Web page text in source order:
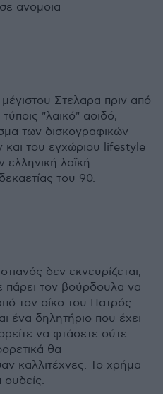
ανομοια
Στελαρα πριν από
"λαϊκό" αοιδό,
των δισκογραφικών
και του εγχώριου lifestyle
ελληνική λαϊκή
του 90.
δεν εκνευρίζεται;
πάρει τον βούρδουλα να
τον οίκο του Πατρός
ένα δηλητήριο που έχει
να φτάσετε ούτε
θα
καλλιτέχνες. Το χρήμα
ουδείς.